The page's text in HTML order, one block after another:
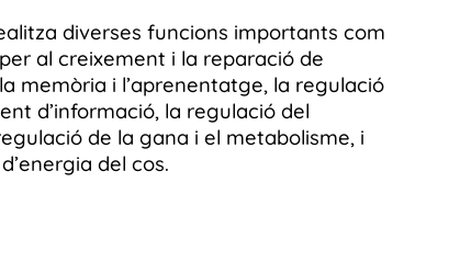
diverses funcions importants com
al creixement i la reparació de
memòria i l’aprenentatge, la regulació
d’informació, la regulació del
de la gana i el metabolisme, i
del cos.